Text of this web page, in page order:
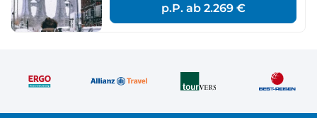
p.P. ab 2.269 €